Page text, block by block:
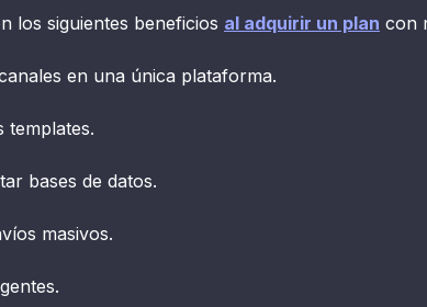
los siguientes beneficios al adquirir un plan con
en una única plataforma.
templates.
bases de datos.
masivos.